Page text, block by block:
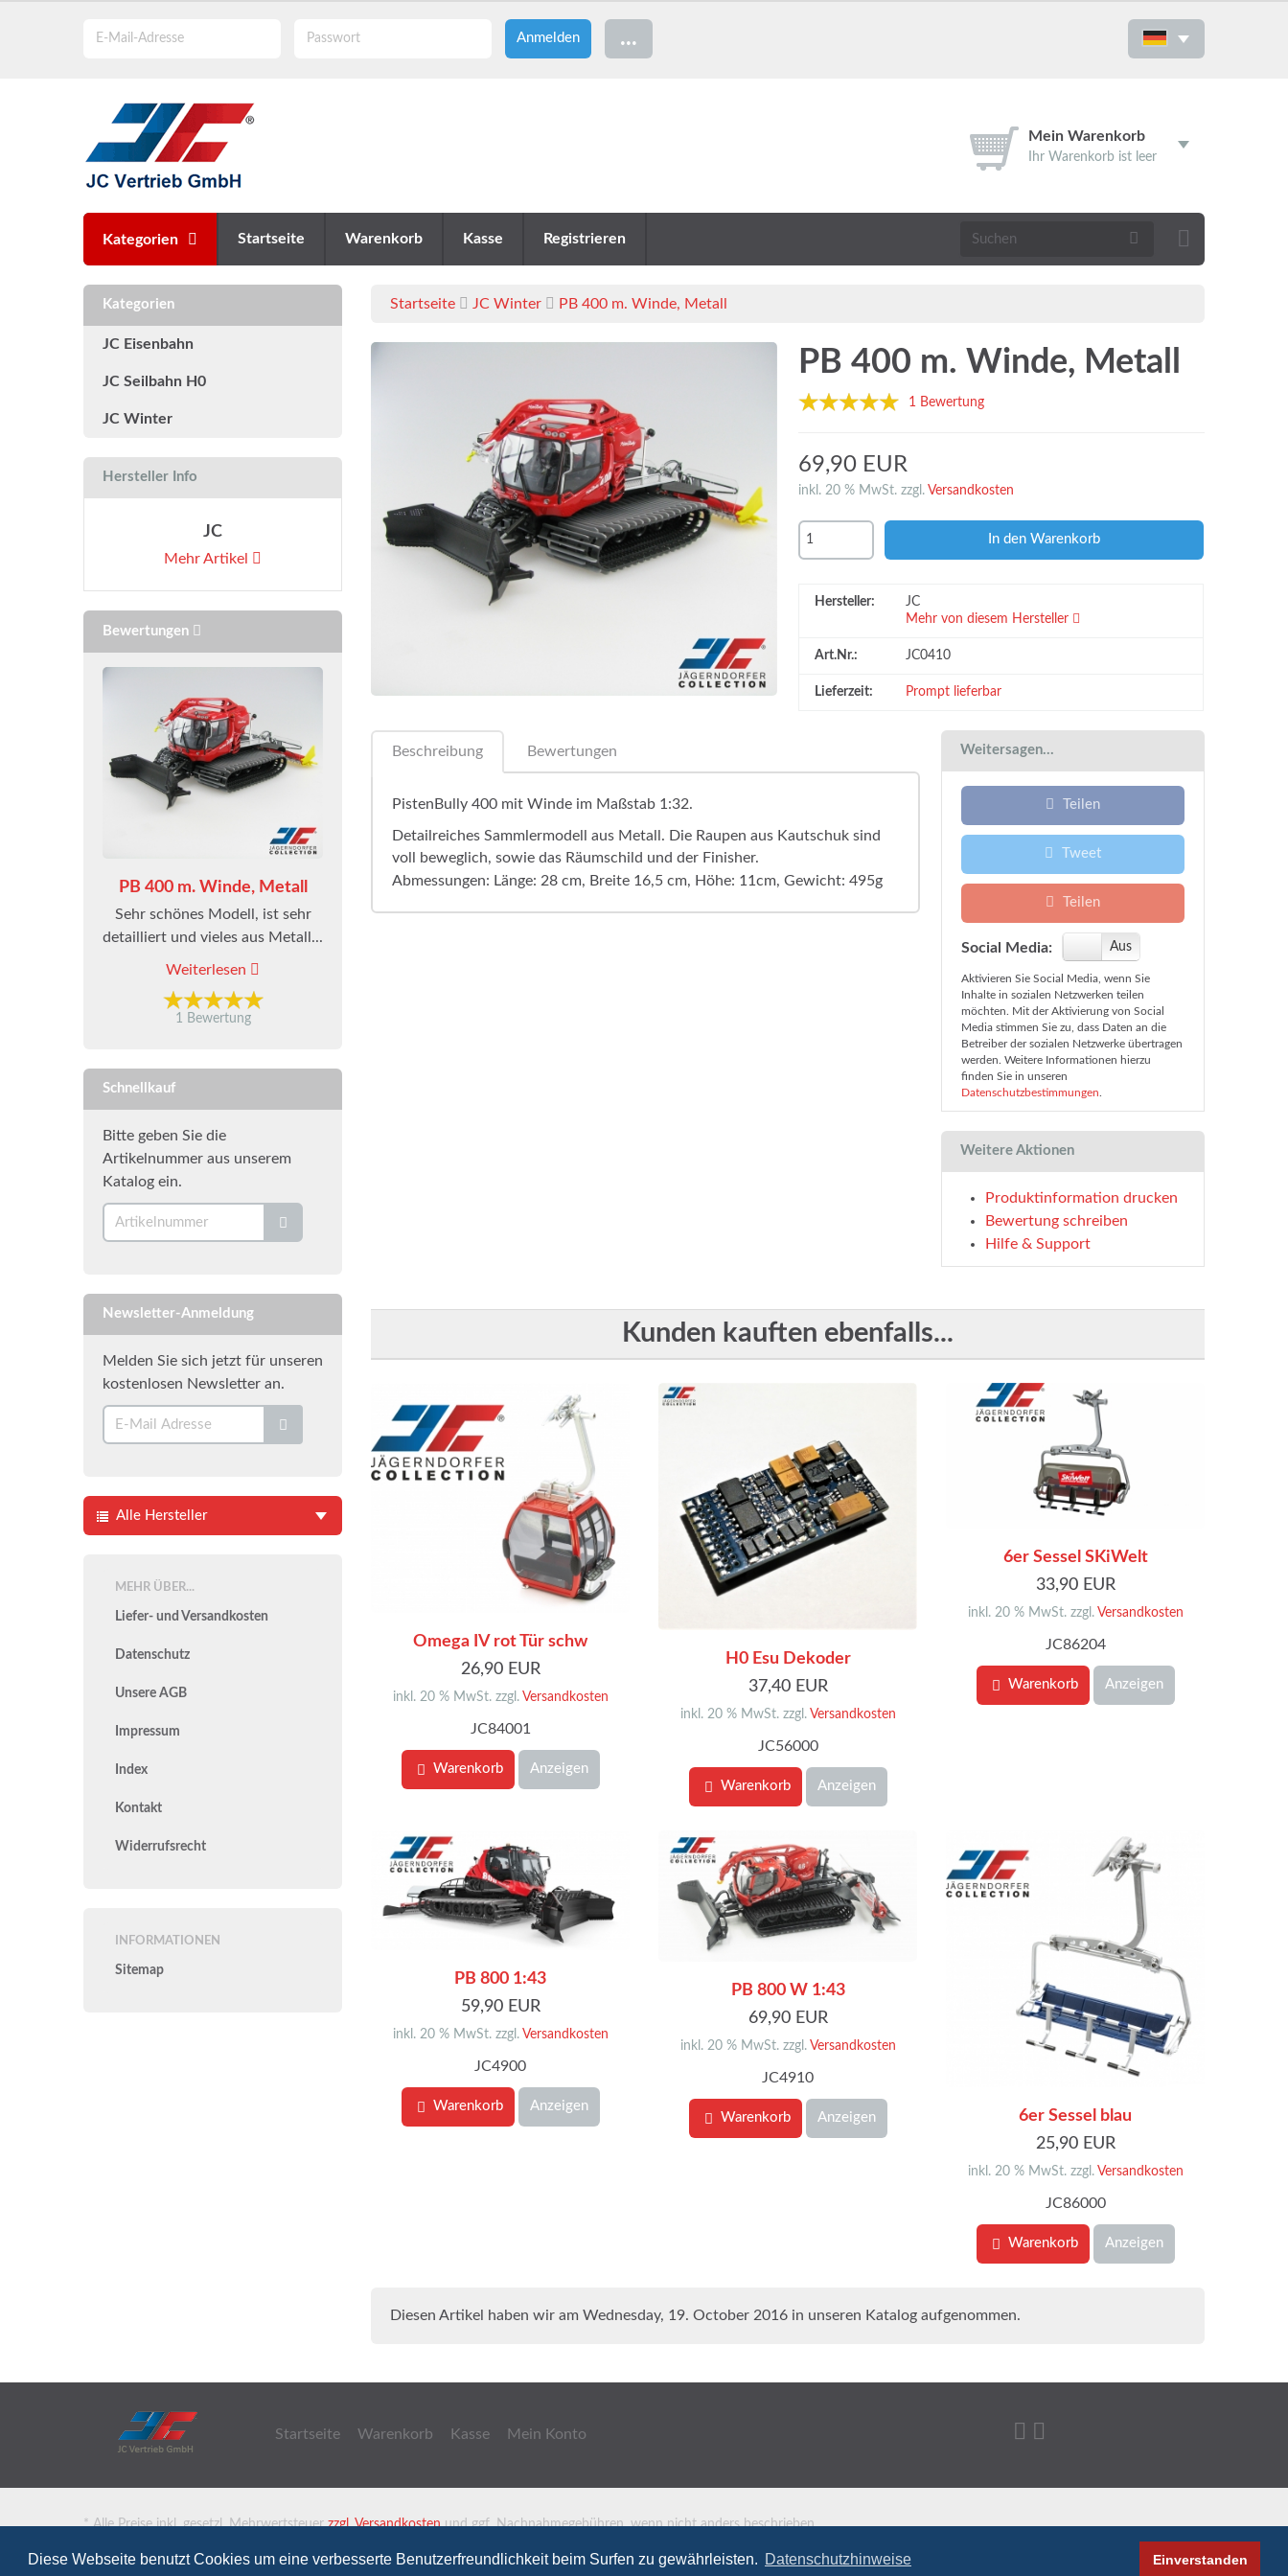
Diese Webseite benutzt Cookies um eine verbesserte Benutzerfreundlichkeit beim Surfen zu gewährleisten. Datenschutzhinweise Einverstanden
...
Mein Warenkorb
Ihr Warenkorb ist leer
Kategorien Startseite Warenkorb Kasse Registrieren
Startseite JC Winter PB 400 m. Winde, Metall
PB 400 m. Winde, Metall
1 Bewertung
69,90 EUR
inkl. 20 % MwSt. zzgl. Versandkosten
Hersteller:
JC
Mehr von diesem Hersteller
Art.Nr.: JC0410
Lieferzeit: Prompt lieferbar
Beschreibung Bewertungen
PistenBully 400 mit Winde im Maßstab 1:32.
Detailreiches Sammlermodell aus Metall. Die Raupen aus Kautschuk sind
voll beweglich, sowie das Räumschild und der Finisher.
Abmessungen: Länge: 28 cm, Breite 16,5 cm, Höhe: 11cm, Gewicht: 495g
Weitersagen...
Teilen
Tweet
Teilen
Social Media:
An Aus
Aktivieren Sie Social Media, wenn Sie
Inhalte in sozialen Netzwerken teilen
möchten. Mit der Aktivierung von Social
Media stimmen Sie zu, dass Daten an die
Betreiber der sozialen Netzwerke übertragen
werden. Weitere Informationen hierzu
finden Sie in unseren
Datenschutzbestimmungen
Weitere Aktionen
Produktinformation drucken
Bewertung schreiben
Hilfe & Support
Kunden kauften ebenfalls...
Omega IV rot Tür schw
26,90 EUR
inkl. 20 % MwSt. zzgl. Versandkosten
JC84001
Warenkorb Anzeigen
H0 Esu Dekoder
37,40 EUR
inkl. 20 % MwSt. zzgl. Versandkosten
JC56000
Warenkorb Anzeigen
6er Sessel SKiWelt
33,90 EUR
inkl. 20 % MwSt. zzgl. Versandkosten
JC86204
Warenkorb Anzeigen
PB 800 1:43
59,90 EUR
inkl. 20 % MwSt. zzgl. Versandkosten
JC4900
Warenkorb Anzeigen
PB 800 W 1:43
69,90 EUR
inkl. 20 % MwSt. zzgl. Versandkosten
JC4910
Warenkorb Anzeigen
6er Sessel blau
25,90 EUR
inkl. 20 % MwSt. zzgl. Versandkosten
JC86000
Warenkorb Anzeigen
Diesen Artikel haben wir am Wednesday, 19. October 2016 in unseren Katalog aufgenommen.
Kategorien
JC Eisenbahn
JC Seilbahn H0
JC Winter
Hersteller Info
JC
Mehr Artikel
Bewertungen
PB 400 m. Winde, Metall
Sehr schönes Modell, ist sehr
detailliert und vieles aus Metall...
Weiterlesen
1 Bewertung
Schnellkauf
Bitte geben Sie die
Artikelnummer aus unserem
Katalog ein.
Newsletter-Anmeldung
Melden Sie sich jetzt für unseren
kostenlosen Newsletter an.
Alle Hersteller
MEHR ÜBER...
Liefer- und Versandkosten
Datenschutz
Unsere AGB
Impressum
Index
Kontakt
Widerrufsrecht
INFORMATIONEN
Sitemap
Startseite Warenkorb Kasse Mein Konto
* Alle Preise inkl. gesetzl. Mehrwertsteuerzzgl. Versandkostenund ggf. Nachnahmegebühren, wenn nicht anders beschrieben.